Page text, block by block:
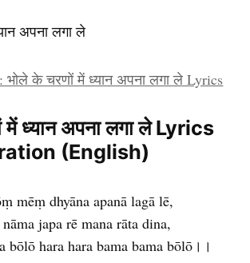
अपना लगा ले
भोले के चरणों में ध्यान अपना लगा ले Lyrics
में ध्यान अपना लगा ले Lyrics
(English)
mēṃ dhyāna apanā lagā lē,
japa rē mana rāta dina,
bōlō hara hara bama bama bōlō।।